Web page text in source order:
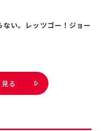
ない。レッツゴー！ジョー
る